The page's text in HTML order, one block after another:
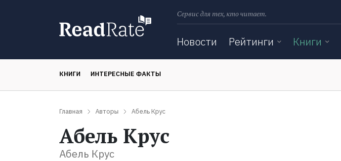
Сервис для тех, кто читает.
Новости Рейтинги Книги
КНИГИ ИНТЕРЕСНЫЕ ФАКТЫ
Главная Авторы Абель Крус
Абель Крус
Абель Крус